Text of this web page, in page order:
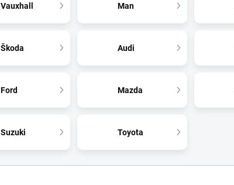
Vauxhall Man
Škoda Audi
Ford Mazda
Suzuki Toyota